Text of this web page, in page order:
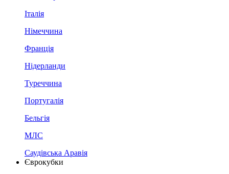
Італія
Німеччина
Франція
Нідерланди
Туреччина
Португалія
Бельгія
МЛС
Саудівська Аравія
Єврокубки